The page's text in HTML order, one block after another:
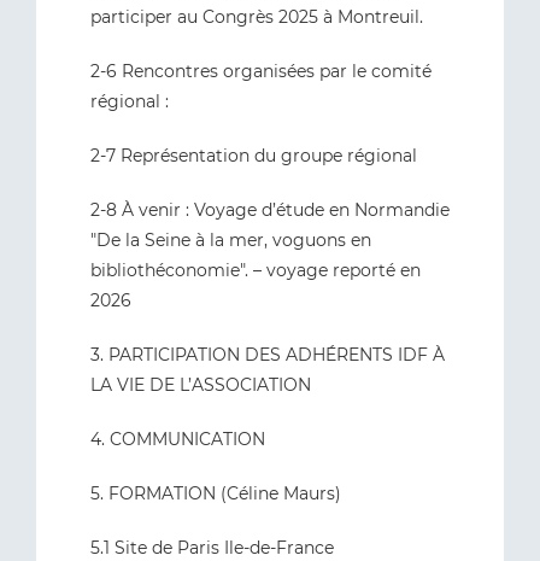
participer au Congrès 2025 à Montreuil.
2-6 Rencontres organisées par le comité
régional :
2-7 Représentation du groupe régional
2-8 À venir : Voyage d’étude en Normandie
"De la Seine à la mer, voguons en
bibliothéconomie". – voyage reporté en
2026
3. PARTICIPATION DES ADHÉRENTS IDF À
LA VIE DE L’ASSOCIATION
4. COMMUNICATION
5. FORMATION (Céline Maurs)
5.1 Site de Paris Ile-de-France